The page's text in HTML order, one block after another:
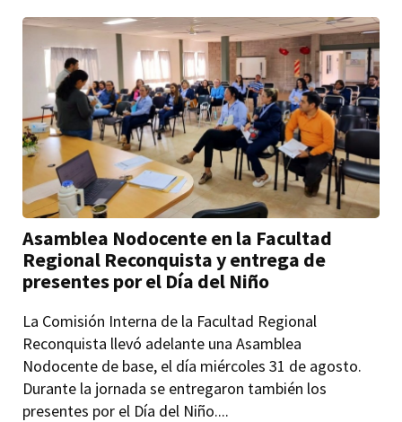
Asamblea Nodocente en la Facultad
Regional Reconquista y entrega de
presentes por el Día del Niño
La Comisión Interna de la Facultad Regional
Reconquista llevó adelante una Asamblea
Nodocente de base, el día miércoles 31 de agosto.
Durante la jornada se entregaron también los
presentes por el Día del Niño....